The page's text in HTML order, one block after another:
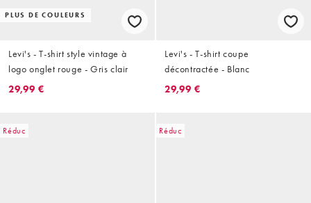
PLUS DE COULEURS
Levi's - T-shirt style vintage à
logo onglet rouge - Gris clair
29,99 €
Levi's - T-shirt coupe
décontractée - Blanc
29,99 €
Réduc Réduc